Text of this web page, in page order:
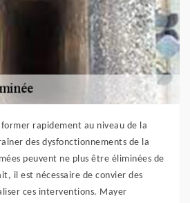
rapidement au niveau de la
des dysfonctionnements de la
peuvent ne plus être éliminées de
il est nécessaire de convier des
ces interventions. Mayer